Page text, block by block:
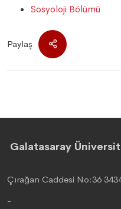
Sosyoloji Bölümü
Paylaş
Galatasaray
Çırağan Caddesi No:36
-